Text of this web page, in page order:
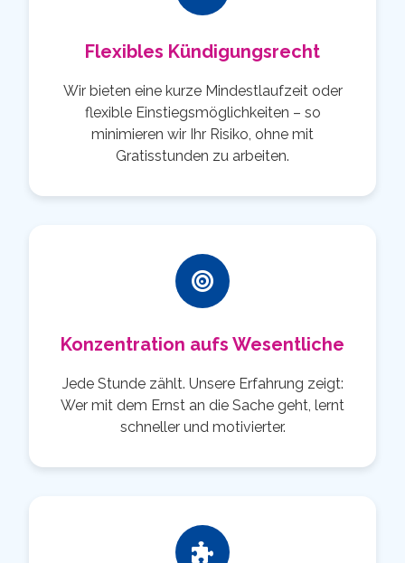
Flexibles Kündigungsrecht
Wir bieten eine kurze Mindestlaufzeit oder
flexible Einstiegsmöglichkeiten – so
minimieren wir Ihr Risiko, ohne mit
Gratisstunden zu arbeiten.
Konzentration aufs Wesentliche
Jede Stunde zählt. Unsere Erfahrung zeigt:
Wer mit dem Ernst an die Sache geht, lernt
schneller und motivierter.